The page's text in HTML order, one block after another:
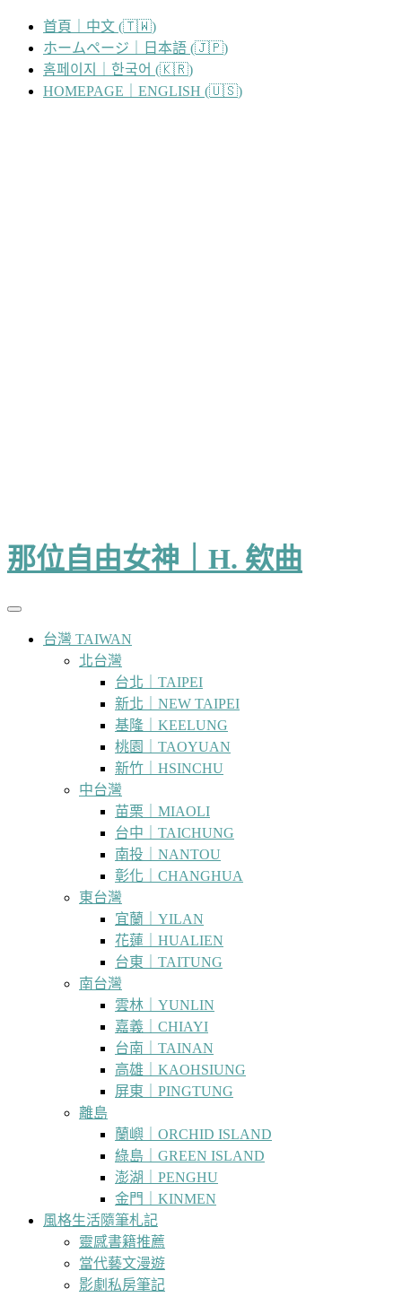
首頁｜中文 (🇹🇼)
ホームページ｜日本語 (🇯🇵)
홈페이지｜한국어 (🇰🇷)
HOMEPAGE｜ENGLISH (🇺🇸)
那位自由女神｜H. 欸曲
台灣 TAIWAN
北台灣
台北｜TAIPEI
新北｜NEW TAIPEI
基隆｜KEELUNG
桃園｜TAOYUAN
新竹｜HSINCHU
中台灣
苗栗｜MIAOLI
台中｜TAICHUNG
南投｜NANTOU
彰化｜CHANGHUA
東台灣
宜蘭｜YILAN
花蓮｜HUALIEN
台東｜TAITUNG
南台灣
雲林｜YUNLIN
嘉義｜CHIAYI
台南｜TAINAN
高雄｜KAOHSIUNG
屏東｜PINGTUNG
離島
蘭嶼｜ORCHID ISLAND
綠島｜GREEN ISLAND
澎湖｜PENGHU
金門｜KINMEN
風格生活隨筆札記
靈感書籍推薦
當代藝文漫遊
影劇私房筆記